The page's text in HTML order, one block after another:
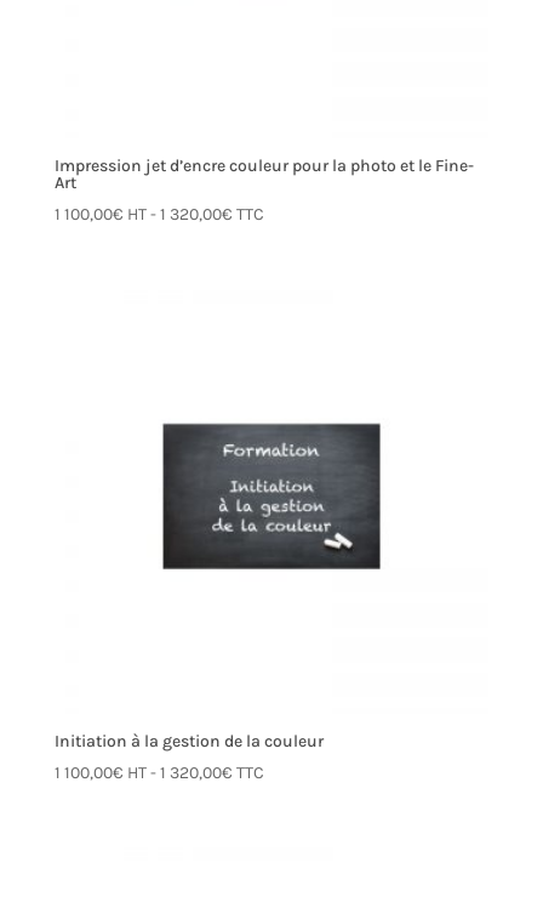
Impression jet d’encre couleur pour la photo et le Fine-
Art
1 100,00€ HT -1 320,00€ TTC
Initiation à la gestion de la couleur
1 100,00€ HT -1 320,00€ TTC